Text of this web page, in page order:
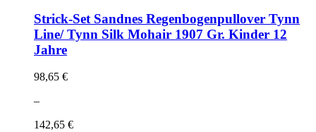
Strick-Set Sandnes Regenbogenpullover Tynn
Line/ Tynn Silk Mohair 1907 Gr. Kinder 12
Jahre
98,65 €
–
142,65 €